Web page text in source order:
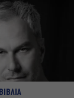
ΒΙΒΛΙΑ